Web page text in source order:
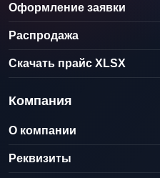
Оформление заявки
Распродажа
Скачать прайс XLSX
Компания
О компании
Реквизиты